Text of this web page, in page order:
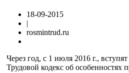
18-09-2015
|
rosmintrud.ru
Через год, с 1 июля 2016 г.,
Трудовой кодекс об особенностях